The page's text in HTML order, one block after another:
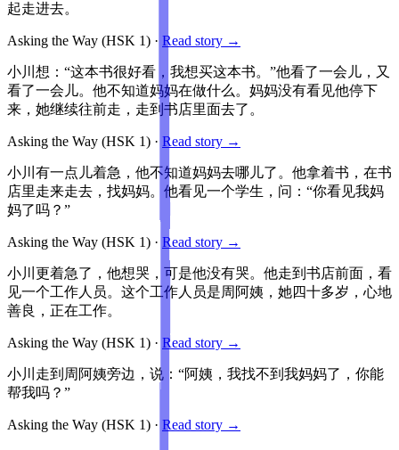
起走进去。
Asking the Way (HSK 1) · Read story →
小川想：“这本书很好看，我想买这本书。”他看了一会儿，又
看了一会儿。他不知道妈妈在做什么。妈妈没有看见他停下
来，她继续往前走，走到书店里面去了。
Asking the Way (HSK 1) · Read story →
小川有一点儿着急，他不知道妈妈去哪儿了。他拿着书，在书
店里走来走去，找妈妈。他看见一个学生，问：“你看见我妈
妈了吗？”
Asking the Way (HSK 1) · Read story →
小川更着急了，他想哭，可是他没有哭。他走到书店前面，看
见一个工作人员。这个工作人员是周阿姨，她四十多岁，心地
善良，正在工作。
Asking the Way (HSK 1) · Read story →
小川走到周阿姨旁边，说：“阿姨，我找不到我妈妈了，你能
帮我吗？”
Asking the Way (HSK 1) · Read story →